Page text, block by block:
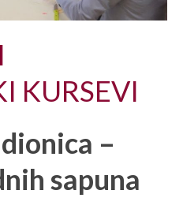
KURSEVI
–
sapuna